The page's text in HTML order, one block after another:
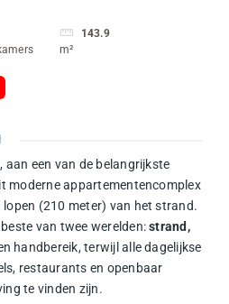
143.9
m²
, aan een van de belangrijkste
moderne appartementencomplex
(210 meter) van het strand.
van twee werelden:strand,
handbereik, terwijl alle dagelijkse
restaurants en openbaar
te vinden zijn.